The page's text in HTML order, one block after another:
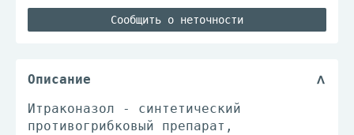
Сообщить о неточности
Описание
Итраконазол - синтетический
противогрибковый препарат,